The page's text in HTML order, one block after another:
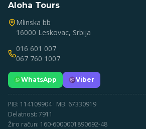
Aloha Tours
Mlinska bb
16000 Leskovac, Srbija
016 601 007
067 760 1007
WhatsApp Viber
PIB: 114109904 · MB: 67330919
Delatnost: 7911
Žiro račun: 160-6000001890692-48